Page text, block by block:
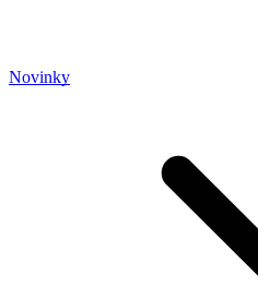
Novinky